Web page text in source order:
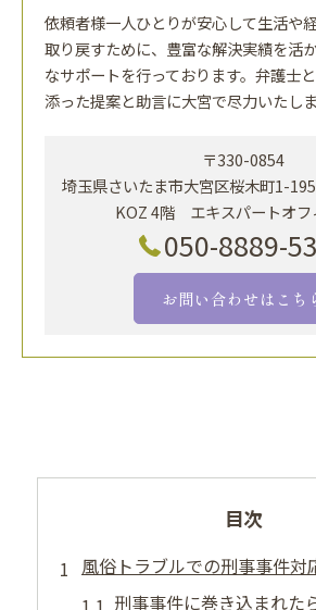
依頼者様一人ひとりが安心して生活や
取り戻すために、豊富な解決実績を活
なサポートを行っております。弁護士
添った提案と助言に大宮で尽力いたしま
〒330-0854
埼玉県さいたま市大宮区桜木町1-
KOZ 4階 エキスパートオフ
050-8889-
お問い合わせはこち
目次
風俗トラブルでの刑事事件対
刑事事件に巻き込まれた